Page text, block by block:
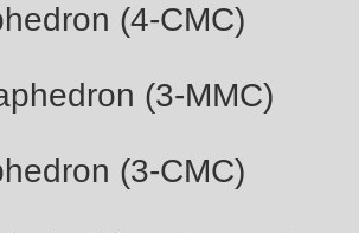
(4-CMC)
(3-MMC)
(3-CMC)